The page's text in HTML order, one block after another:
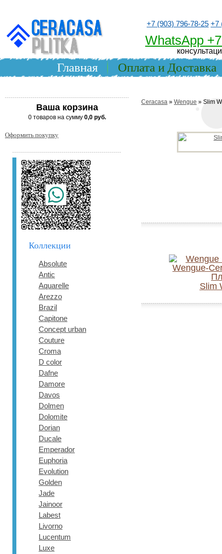
+7 (903) 796-78-25 +7
WhatsApp
Главная Оплата и Доставка
Ваша корзина
0 товаров на сумму 0,0 руб.
Оформить покупку
Коллекции
Absolute
Antic
Aquarelle
Arezzo
Brazil
Capitone
Concept urban
Couture
Croma
D color
Dafne
Damore
Davos
Dolmen
Dolomite
Dorian
Ducale
Emperador
Euphoria
Evolution
Golden
Jade
Jainoor
Labest
Livorno
Lucentum
Luxe
Ceracasa » Wengue » Slim
Slim